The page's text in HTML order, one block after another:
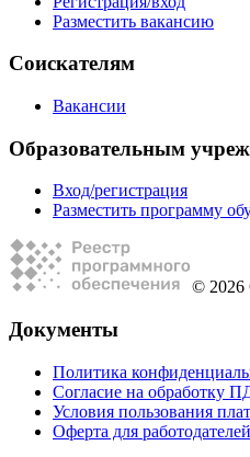
Разместить вакансию
Соискателям
Вакансии
Образовательным
Вход/регистрация
Разместить программу
©
Документы
Политика
Согласие на обработку
Условия пользования
Оферта для работодателей